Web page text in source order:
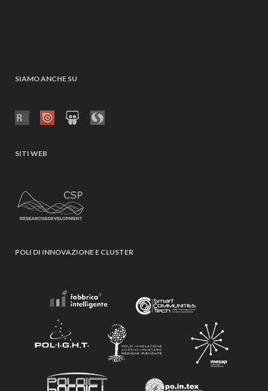
SIAMO ANCHE SU
SITI WEB
POLI DI INNOVAZIONE E CLUSTER